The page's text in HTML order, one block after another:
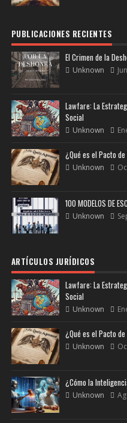
PUBLICACIONES RECIENTES
El Crimen de la
Unknown
Lawfare: La
Social
Unknown
¿Qué es el Pacto
Unknown
100 MODELOS DE
Unknown
ARTÍCULOS JURÍDICOS
Lawfare: La
Social
Unknown
¿Qué es el Pacto
Unknown
¿Cómo la
Unknown